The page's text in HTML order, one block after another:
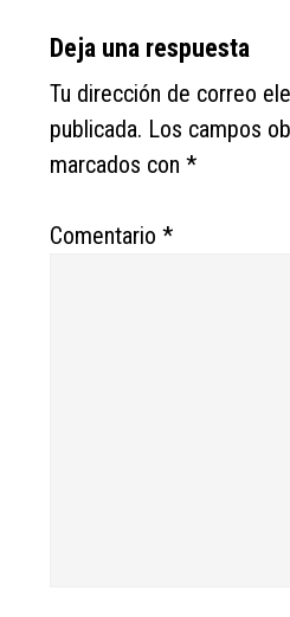
Deja una respuesta
Tu dirección de correo
publicada. Los campos
marcados con*
Comentario*